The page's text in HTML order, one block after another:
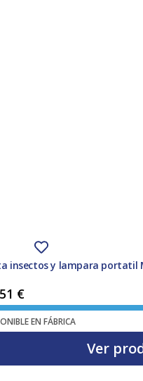
insectos y lampara portatil
€
EN FÁBRICA
Ver